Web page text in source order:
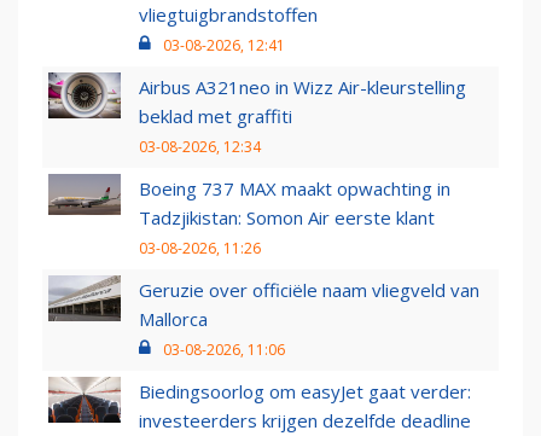
vliegtuigbrandstoffen
03-08-2026, 12:41
Airbus A321neo in Wizz Air-kleurstelling
beklad met graffiti
03-08-2026, 12:34
Boeing 737 MAX maakt opwachting in
Tadzjikistan: Somon Air eerste klant
03-08-2026, 11:26
Geruzie over officiële naam vliegveld van
Mallorca
03-08-2026, 11:06
Biedingsoorlog om easyJet gaat verder:
investeerders krijgen dezelfde deadline